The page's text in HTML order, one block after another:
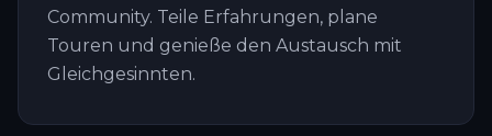
Community. Teile Erfahrungen, plane
Touren und genieße den Austausch mit
Gleichgesinnten.